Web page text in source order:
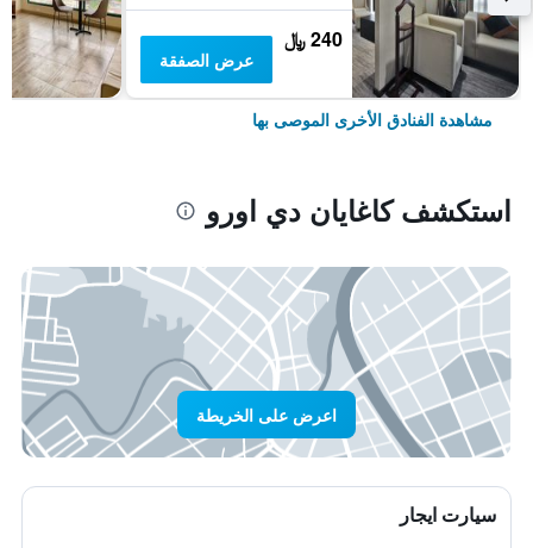
240 ﷼
عرض الصفقة
مشاهدة الفنادق الأخرى الموصى بها
استكشف كاغايان دي اورو
اعرض على الخريطة
سيارت ايجار